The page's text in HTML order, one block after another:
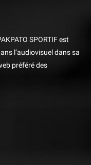
SPORTIF est
l’audiovisuel dans sa
préféré des